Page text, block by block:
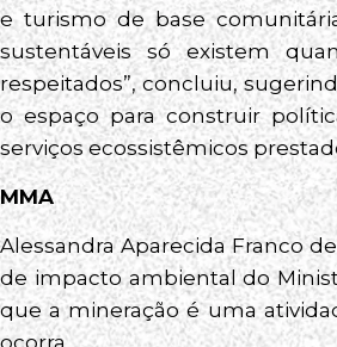
e turismo de base
sustentáveis só existem
respeitados”, concluiu,
o espaço para construir
serviços ecossistêmicos
MMA
Alessandra Aparecida Franco
de impacto ambiental do
que a mineração é uma